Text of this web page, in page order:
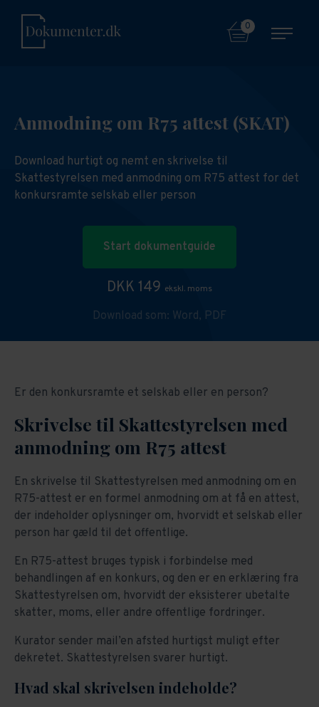
0
Anmodning om R75 attest (SKAT)
Download hurtigt og nemt en skrivelse til
Skattestyrelsen med anmodning om R75 attest for det
konkursramte selskab eller person
Start dokumentguide
DKK 149 ekskl. moms
Download som: Word, PDF
Er den konkursramte et selskab eller en person?
Skrivelse til Skattestyrelsen med
anmodning om R75 attest
En skrivelse til Skattestyrelsen med anmodning om en
R75-attest er en formel anmodning om at få en attest,
der indeholder oplysninger om, hvorvidt et selskab eller
person har gæld til det offentlige.
En R75-attest bruges typisk i forbindelse med
behandlingen af en konkurs, og den er en erklæring fra
Skattestyrelsen om, hvorvidt der eksisterer ubetalte
skatter, moms, eller andre offentlige fordringer.
Kurator sender mail’en afsted hurtigst muligt efter
dekretet. Skattestyrelsen svarer hurtigt.
Hvad skal skrivelsen indeholde?